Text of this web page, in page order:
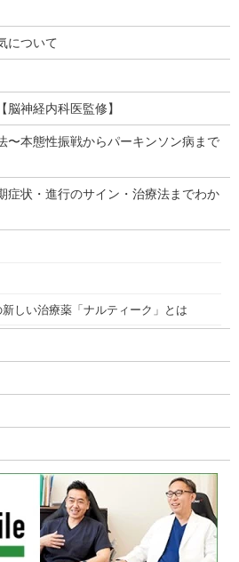
について
神経内科医監修】
〜本態性振戦からパーキンソン病まで
症状・進行のサイン・治療法までわか
しい治療薬「ナルティーク」とは